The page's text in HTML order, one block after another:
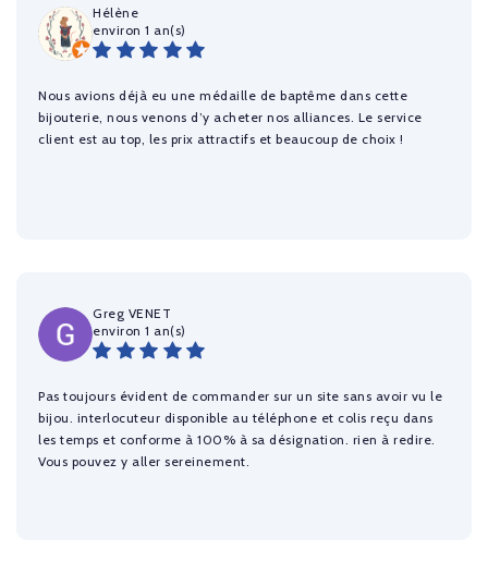
Hélène
environ 1 an(s)
Nous avions déjà eu une médaille de baptême dans cette
bijouterie, nous venons d’y acheter nos alliances. Le service
client est au top, les prix attractifs et beaucoup de choix !
Greg VENET
environ 1 an(s)
Pas toujours évident de commander sur un site sans avoir vu le
bijou. interlocuteur disponible au téléphone et colis reçu dans
les temps et conforme à 100% à sa désignation. rien à redire.
Vous pouvez y aller sereinement.